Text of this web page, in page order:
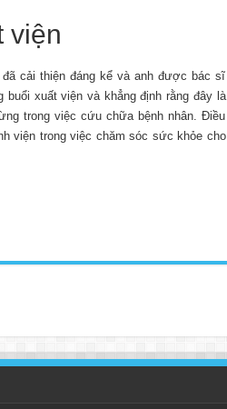
viện
cải thiện đáng kể và anh được bác sĩ
xuất viện và khẳng định rằng đây là
trong việc cứu chữa bệnh nhân. Điều
viện trong việc chăm sóc sức khỏe cho